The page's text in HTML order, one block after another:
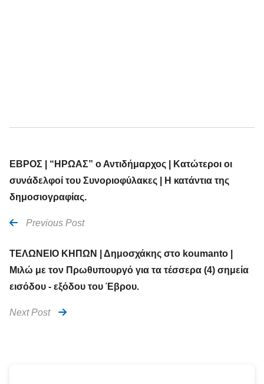
ΕΒΡΟΣ | “ΗΡΩΑΣ” ο Αντιδήμαρχος | Κατώτεροι οι
συνάδελφοί του Συνοριοφύλακες | Η κατάντια της
δημοσιογραφίας.
Previous Post
ΤΕΛΩΝΕΙΟ ΚΗΠΩΝ | Δημοσχάκης στο koumanto |
Μιλώ με τον Πρωθυπουργό για τα τέσσερα (4) σημεία
εισόδου - εξόδου του Έβρου.
Next Post